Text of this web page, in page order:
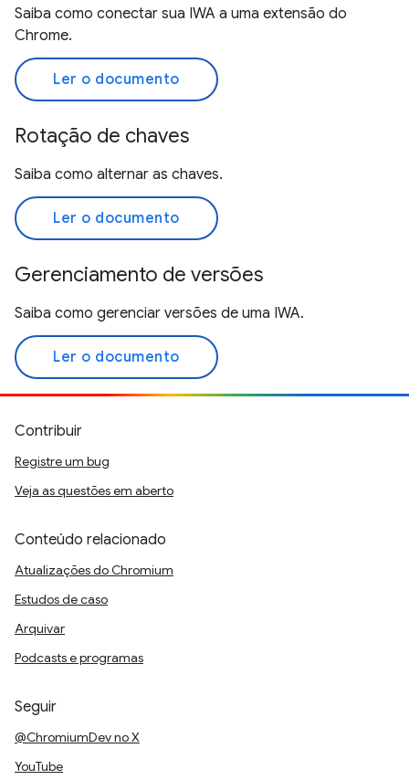
Saiba como conectar sua IWA a uma extensão do
Chrome.
Ler o documento
Rotação de chaves
Saiba como alternar as chaves.
Ler o documento
Gerenciamento de versões
Saiba como gerenciar versões de uma IWA.
Ler o documento
Contribuir
Registre um bug
Veja as questões em aberto
Conteúdo relacionado
Atualizações do Chromium
Estudos de caso
Arquivar
Podcasts e programas
Seguir
@ChromiumDev no X
YouTube